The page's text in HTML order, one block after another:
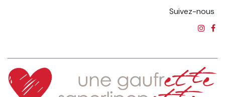
Suivez-nous